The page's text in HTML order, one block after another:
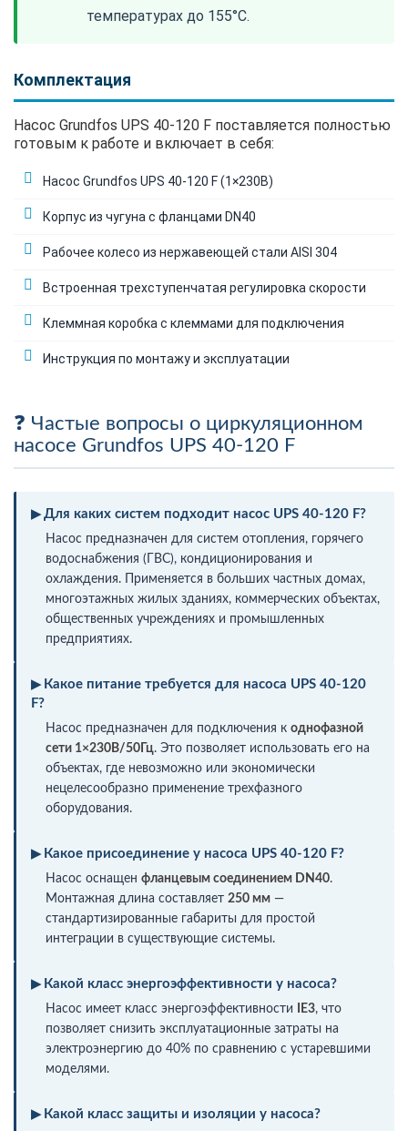
температурах до 155°C.
Комплектация
Насос Grundfos UPS 40-120 F поставляется полностью
готовым к работе и включает в себя:
Насос Grundfos UPS 40-120 F (1×230В)
Корпус из чугуна с фланцами DN40
Рабочее колесо из нержавеющей стали AISI 304
Встроенная трехступенчатая регулировка скорости
Клеммная коробка с клеммами для подключения
Инструкция по монтажу и эксплуатации
Частые вопросы о циркуляционном
насосе Grundfos UPS 40-120 F
Для каких систем подходит насос UPS 40-120 F?
Насос предназначен для систем отопления, горячего
водоснабжения (ГВС), кондиционирования и
охлаждения. Применяется в больших частных домах,
многоэтажных жилых зданиях, коммерческих объектах,
общественных учреждениях и промышленных
предприятиях.
Какое питание требуется для насоса UPS 40-120
F?
Насос предназначен для подключения к однофазной
сети 1×230В/50Гц. Это позволяет использовать его на
объектах, где невозможно или экономически
нецелесообразно применение трехфазного
оборудования.
Какое присоединение у насоса UPS 40-120 F?
Насос оснащен фланцевым соединением DN40.
Монтажная длина составляет 250 мм —
стандартизированные габариты для простой
интеграции в существующие системы.
Какой класс энергоэффективности у насоса?
Насос имеет класс энергоэффективности IE3, что
позволяет снизить эксплуатационные затраты на
электроэнергию до 40% по сравнению с устаревшими
моделями.
Какой класс защиты и изоляции у насоса?